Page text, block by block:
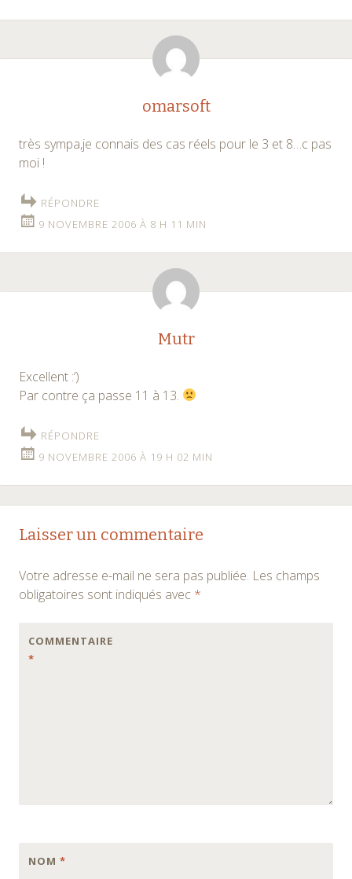
omarsoft
très sympa,je connais des cas réels pour le 3 et 8…c pas
moi !
RÉPONDRE
9 NOVEMBRE 2006 À 8 H 11 MIN
Mutr
Excellent :’)
Par contre ça passe 11 à 13.
RÉPONDRE
9 NOVEMBRE 2006 À 19 H 02 MIN
Laisser un commentaire
Votre adresse e-mail ne sera pas publiée. Les champs
obligatoires sont indiqués avec *
COMMENTAIRE
*
NOM *